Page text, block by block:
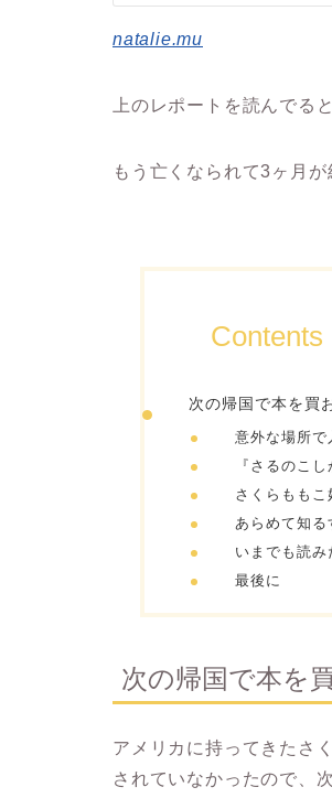
natalie.mu
上のレポートを読んでる
もう亡くなられて3ヶ月が
Contents
次の帰国で本を買
意外な場所で
『さるのこ
さくらももこ
あらめて知る
いまでも読み
最後に
次の帰国で本を
アメリカに持ってきたさ
されていなかったので、